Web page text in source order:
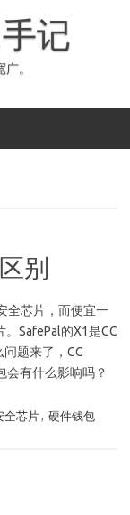
记
。
别
全芯片，而便宜一
。SafePal的X1是CC
问题来了，CC
会有什么影响吗？
全芯片, 硬件钱包